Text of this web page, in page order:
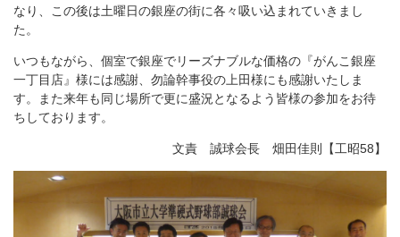
なり、この後は土曜日の銀座の街に各々吸い込まれていきまし
た。
いつもながら、個室で銀座でリーズナブルな価格の『がんこ銀座
一丁目店』様には感謝、勿論幹事役の上田様にも感謝いたしま
す。また来年も同じ場所で更に盛況となるよう皆様の参加をお待
ちしております。
文責 誠球会長 畑田佳則【工昭58】